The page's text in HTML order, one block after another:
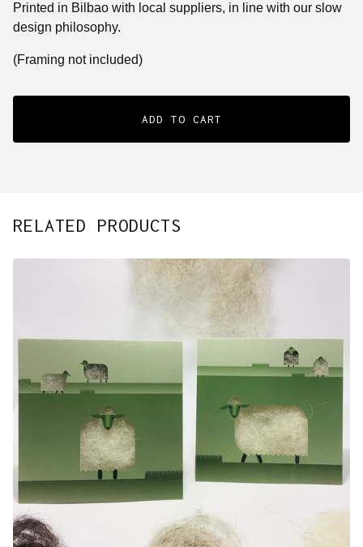
Printed in Bilbao with local suppliers, in line with our slow
design philosophy.
(Framing not included)
ADD TO CART
RELATED PRODUCTS